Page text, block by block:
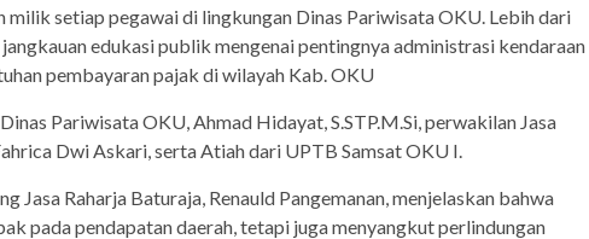
setiap pegawai di lingkungan Dinas Pariwisata OKU. Lebih dari
edukasi publik mengenai pentingnya administrasi kendaraan
pembayaran pajak di wilayah Kab. OKU
Pariwisata OKU, Ahmad Hidayat, S.STP.M.Si, perwakilan Jasa
Dwi Askari, serta Atiah dari UPTB Samsat OKU I.
Raharja Baturaja, Renauld Pangemanan, menjelaskan bahwa
pada pendapatan daerah, tetapi juga menyangkut perlindungan